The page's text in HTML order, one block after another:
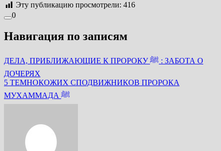
Эту публикацию просмотрели: 416
0
Навигация по записям
ДЕЛА, ПРИБЛИЖАЮЩИЕ К ПРОРОКУ ﷺ : ЗАБОТА О
ДОЧЕРЯХ
5 ТЕМНОКОЖИХ СПОДВИЖНИКОВ ПРОРОКА
МУХАММАДА ﷺ